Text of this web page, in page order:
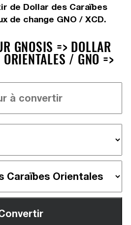
de Dollar des Caraïbes
de change GNO / XCD.
GNOSIS => DOLLAR
/ GNO =>